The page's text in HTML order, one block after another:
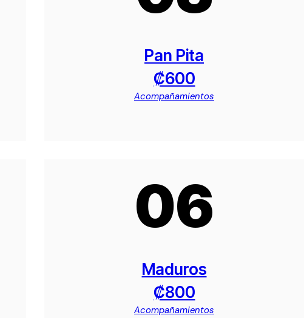
Pan Pita
₡600
Acompañamientos
06
Maduros
₡800
Acompañamientos